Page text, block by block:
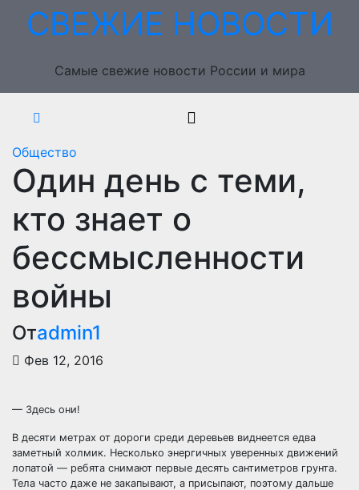
ПерейтиСВЕЖИЕ НОВОСТИ
Самые свежие новости России и мира
Общество
Один день с теми,
кто знает о
бессмысленности
войны
Отadmin1
Фев 12, 2016
— Здесь они!
В десяти метрах от дороги среди деревьев виднеется едва
заметный холмик. Несколько энергичных уверенных движений
лопатой — ребята снимают первые десять сантиметров грунта.
Тела часто даже не закапывают, а присыпают, поэтому дальше